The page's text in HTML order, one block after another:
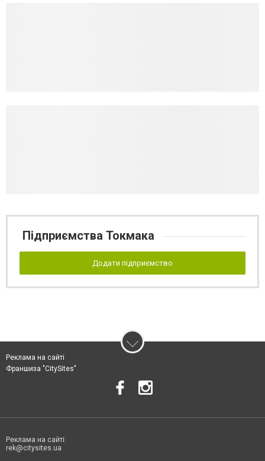
Підприємства Токмака
Додати підприємство
Реклама на сайті
Франшиза "CitySites"
Реклама на сайті:
rek@citysites.ua